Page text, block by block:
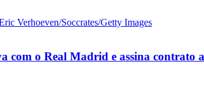
com o Real Madrid e assina contrato